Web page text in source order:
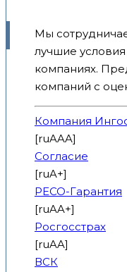
Мы
лучшие
компаниях.
компаний с
Компания
[ruAAA]
Согласие
[ruA+]
РЕСО-Гарантия
[ruAA+]
Росгосстрах
[ruAA]
ВСК